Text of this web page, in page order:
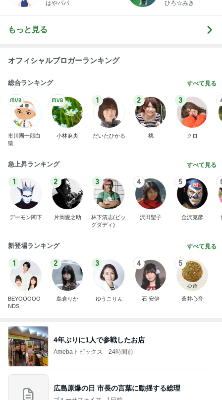
はやパパ ひろ☆みき
もっと見る
オフィシャルブロガーランキング
総合ランキング すべて見る
市川團十郎白
猿
小林麻央
1
だいたひかる
2
桃
3
クロ
急上昇ランキング すべて見る
1
デーモン閣下
2
片岡愛之助
3
林下清志(ビッ
グダディ)
4
沢田聖子
5
金沢克彦
新登場ランキング すべて見る
1
BEYOOOOO
NDS
2
島倉りか
3
ゆうこりん
4
石 安伊
5
蒼井心音
4年ぶりに1人で参戦したお店
Amebaトピックス 24時間前
広島原爆の日 市長の言葉に動揺する総理